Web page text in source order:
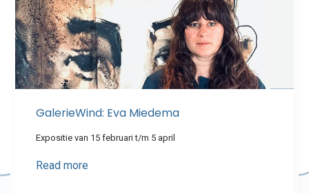
GalerieWind: Eva Miedema
Expositie van 15 februari t/m 5 april
Read more